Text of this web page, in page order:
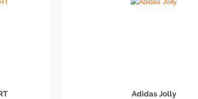
Adidas Jolly